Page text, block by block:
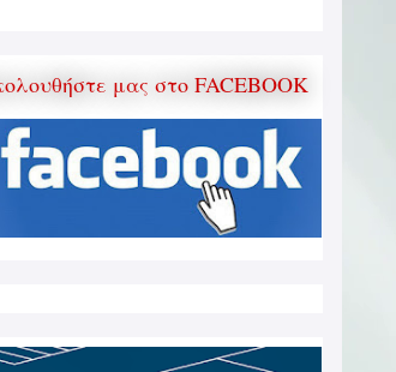
μας στο FACEBOOK